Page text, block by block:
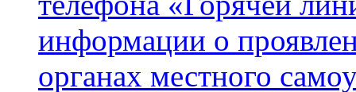
информации о
органах местного